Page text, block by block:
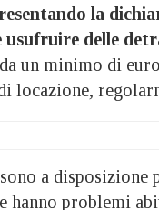
la
usufruire delle
un minimo di
locazione,
a
hanno problemi